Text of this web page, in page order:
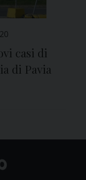
casi di
di Pavia